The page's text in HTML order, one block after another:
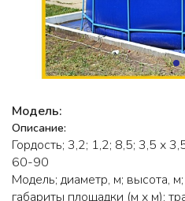
Модель:
Описание:
Гордость; 3,2; 1,2; 8,5; 3,5 х
60-90
Модель; диаметр, м; высота,
габариты площадки (м х м);